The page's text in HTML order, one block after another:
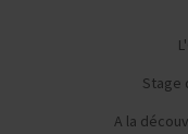
Stage
A la